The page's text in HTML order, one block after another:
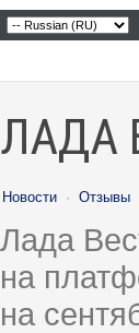
ЛАДА
Новости · Отзывы
Лада
на
на